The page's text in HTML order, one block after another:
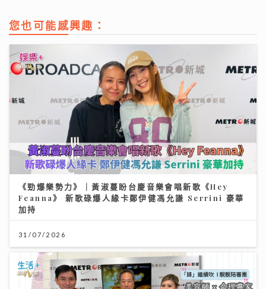
您也可能感興趣：
《勁爆樂勢力》｜黃淑蔓盼台慶音樂會唱新歌《Hey
Feanna》 新歌碌爆人緣卡鄭伊健馮允謙 Serrini 豪華
加持
31/07/2026